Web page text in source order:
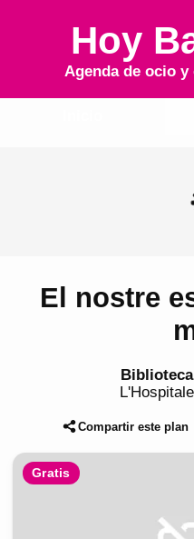
Hoy
Agenda de ocio
El nostre
Compartir este plan
Gratis